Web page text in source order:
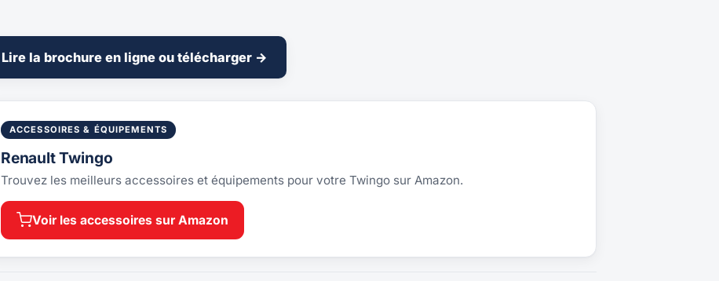
Lire la brochure en ligne ou télécharger →
ACCESSOIRES & ÉQUIPEMENTS
Renault Twingo
Trouvez les meilleurs accessoires et équipements pour votre Twingo sur Amazon.
Voir les accessoires sur Amazon